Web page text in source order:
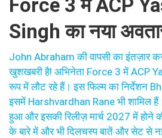
Force 3 में ACP
Singh का नया
John Abraham की वापसी का इंतज़ार
खुशखबरी है! अभिनेता Force 3 में ACP
रूप में लौट रहे हैं। इस फिल्म का निर्देशन
इसमें Harshvardhan Rane भी शामिल
हुआ और इसकी रिलीज़ मार्च 2027 में होने
के बारे में और भी दिलचस्प बातें और सेट से